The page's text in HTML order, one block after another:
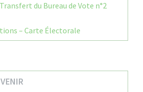
du Bureau de Vote n°2
– Carte Électorale